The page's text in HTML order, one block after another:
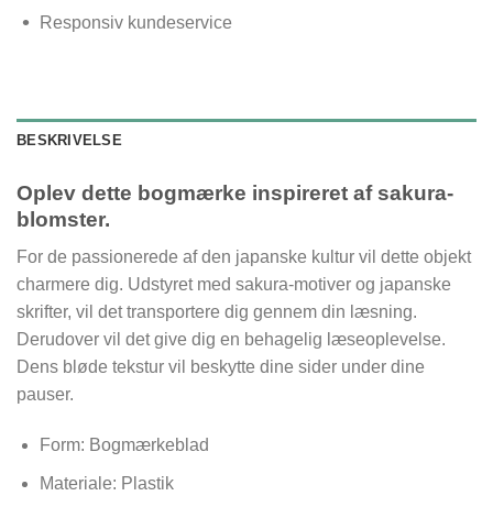
Responsiv kundeservice
BESKRIVELSE
Oplev dette bogmærke inspireret af sakura-
blomster.
For de passionerede af den japanske kultur vil dette objekt
charmere dig. Udstyret med sakura-motiver og japanske
skrifter, vil det transportere dig gennem din læsning.
Derudover vil det give dig en behagelig læseoplevelse.
Dens bløde tekstur vil beskytte dine sider under dine
pauser.
Form: Bogmærkeblad
Materiale: Plastik